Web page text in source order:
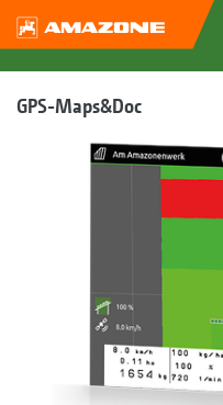
GPS-Maps&Doc